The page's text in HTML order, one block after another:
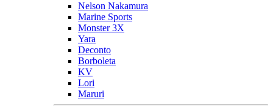
Nelson Nakamura
Marine Sports
Monster 3X
Yara
Deconto
Borboleta
KV
Lori
Maruri